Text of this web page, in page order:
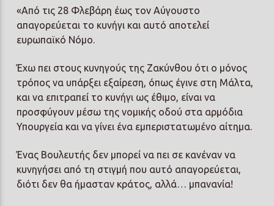
«Από τις 28 Φλεβάρη έως τον Αύγουστο
απαγορεύεται το κυνήγι και αυτό αποτελεί
ευρωπαϊκό Νόμο.
Έχω πει στους κυνηγούς της Ζακύνθου ότι ο μόνος
τρόπος να υπάρξει εξαίρεση, όπως έγινε στη Μάλτα,
και να επιτραπεί το κυνήγι ως έθιμο, είναι να
προσφύγουν μέσω της νομικής οδού στα αρμόδια
Υπουργεία και να γίνει ένα εμπεριστατωμένο αίτημα.
Ένας Βουλευτής δεν μπορεί να πει σε κανέναν να
κυνηγήσει από τη στιγμή που αυτό απαγορεύεται,
διότι δεν θα ήμασταν κράτος, αλλά… μπανανία!